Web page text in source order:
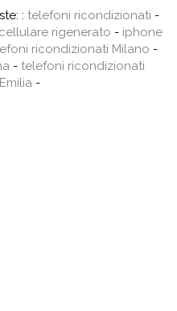
: telefoni ricondizionati -
cellulare rigenerato - iphone
ricondizionati Milano -
- telefoni ricondizionati
-